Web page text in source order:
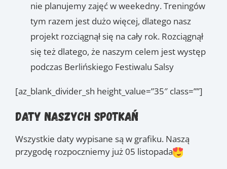
nie planujemy zajęć w weekedny. Treningów
tym razem jest dużo więcej, dlatego nasz
projekt rozciągnął się na cały rok. Rozciągnął
się też dlatego, że naszym celem jest występ
podczas Berlińskiego Festiwalu Salsy
[az_blank_divider_sh height_value=”35″ class=””]
Daty naszych spotkań
Wszystkie daty wypisane są w grafiku. Naszą
przygodę rozpoczniemy już 05 listopada